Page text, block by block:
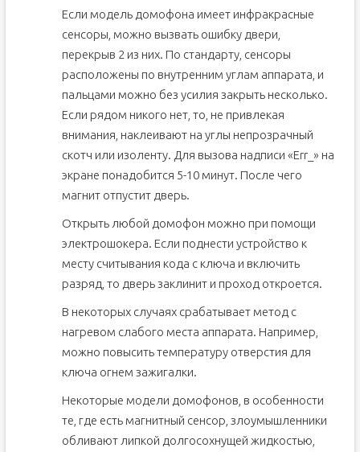
Если модель домофона имеет инфракрасные
сенсоры, можно вызвать ошибку двери,
перекрыв 2 из них. По стандарту, сенсоры
расположены по внутренним углам аппарата, и
пальцами можно без усилия закрыть несколько.
Если рядом никого нет, то, не привлекая
внимания, наклеивают на углы непрозрачный
скотч или изоленту. Для вызова надписи «Еrr_» на
экране понадобится 5-10 минут. После чего
магнит отпустит дверь.
Открыть любой домофон можно при помощи
электрошокера. Если поднести устройство к
месту считывания кода с ключа и включить
разряд, то дверь заклинит и проход откроется.
В некоторых случаях срабатывает метод с
нагревом слабого места аппарата. Например,
можно повысить температуру отверстия для
ключа огнем зажигалки.
Некоторые модели домофонов, в особенности
те, где есть магнитный сенсор, злоумышленники
обливают липкой долгосохнущей жидкостью,